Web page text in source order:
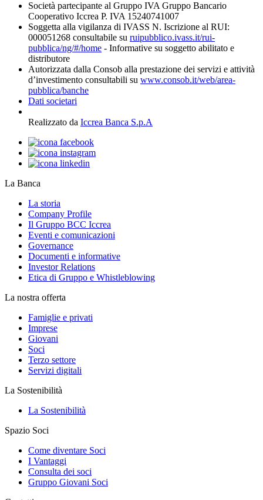
Società partecipante al Gruppo IVA Gruppo Bancario
Cooperativo Iccrea P. IVA 15240741007
Soggetta alla vigilanza di IVASS N. Iscrizione al RUI:
000051268 consultabile su ruipubblico.ivass.it/rui-
pubblica/ng/#/home - Informative su soggetto abilitato e
distributore
Autorizzata dalla Consob alla prestazione dei servizi e attività
d’investimento consultabili su www.consob.it/web/area-
pubblica/banche
Dati societari
Realizzato da Iccrea Banca S.p.A
La Banca
La storia
Company Profile
Il Gruppo BCC Iccrea
Eventi e comunicazioni
Governance
Documenti e informative
Investor Relations
Etica di Gruppo e Whistleblowing
La nostra offerta
Famiglie e privati
Imprese
Giovani
Soci
Terzo settore
Servizi digitali
La Sostenibilità
La Sostenibilità
Spazio Soci
Come diventare Soci
I Vantaggi
Consulta dei soci
Gruppo Giovani Soci